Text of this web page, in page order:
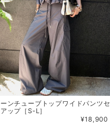
ンチューブトップワイドパンツセ
ップ［S-L］
¥18,900